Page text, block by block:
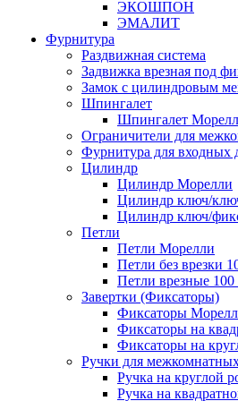
ЭКОШПОН
ЭМАЛИТ
Фурнитура
Раздвижная система
Задвижка врезная под
Замок с цилиндровым
Шпингалет
Шпингалет
Ограничители для
Фурнитура для входных
Цилиндр
Цилиндр Морелли
Цилиндр ключ/
Цилиндр ключ/
Петли
Петли Морелли
Петли без врезки
Петли врезные
Завертки (Фиксаторы)
Фиксаторы
Фиксаторы на
Фиксаторы на
Ручки для
Ручка на круглой
Ручка на